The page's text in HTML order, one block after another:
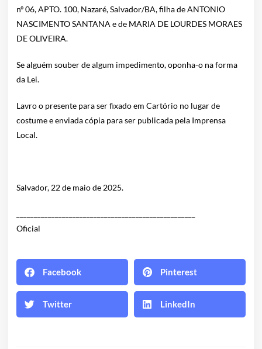
nº 06, APTO. 100, Nazaré, Salvador/BA, filha de ANTONIO
NASCIMENTO SANTANA e de MARIA DE LOURDES MORAES
DE OLIVEIRA.
Se alguém souber de algum impedimento, oponha-o na forma
da Lei.
Lavro o presente para ser fixado em Cartório no lugar de
costume e enviada cópia para ser publicada pela Imprensa
Local.
Salvador, 22 de maio de 2025.
Oficial
Facebook Pinterest
Twitter LinkedIn